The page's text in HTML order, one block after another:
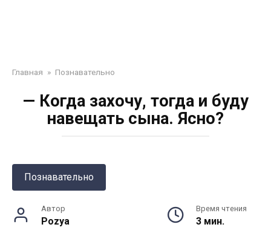
Главная » Познавательно
— Когда захочу, тогда и буду
навещать сына. Ясно?
Познавательно
Автор
Pozya
Время чтения
3 мин.